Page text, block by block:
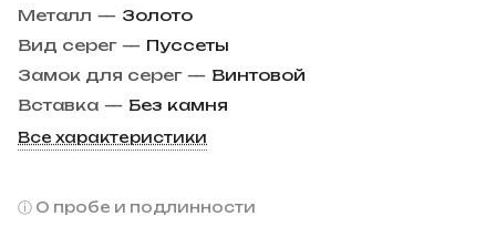
Металл — Золото
Вид серег — Пуссеты
Замок для серег — Винтовой
Вставка — Без камня
Все характеристики
О пробе и подлинности